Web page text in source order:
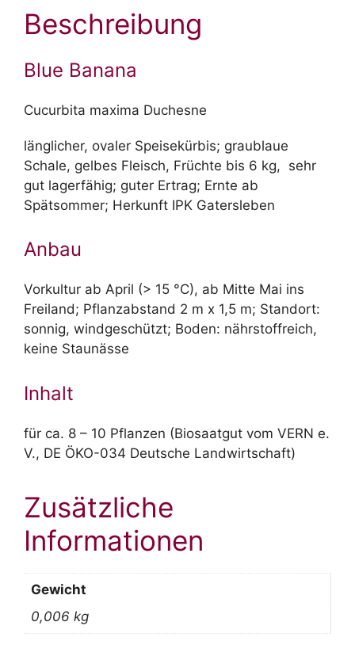
Beschreibung
Blue Banana
Cucurbita maxima Duchesne
länglicher, ovaler Speisekürbis; graublaue
Schale, gelbes Fleisch, Früchte bis 6 kg, sehr
gut lagerfähig; guter Ertrag; Ernte ab
Spätsommer; Herkunft IPK Gatersleben
Anbau
Vorkultur ab April (> 15 °C), ab Mitte Mai ins
Freiland; Pflanzabstand 2 m x 1,5 m; Standort:
sonnig, windgeschützt; Boden: nährstoffreich,
keine Staunässe
Inhalt
für ca. 8 – 10 Pflanzen (Biosaatgut vom VERN e.
V., DE ÖKO-034 Deutsche Landwirtschaft)
Zusätzliche
Informationen
Gewicht
0,006 kg